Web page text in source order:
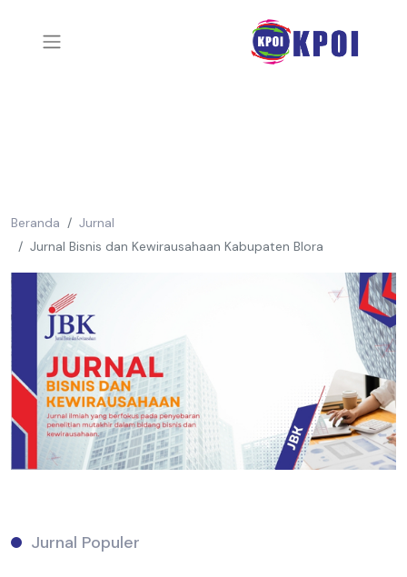
Beranda
Jurnal
Jurnal Bisnis dan Kewirausahaan Kabupaten Blora
Jurnal Populer